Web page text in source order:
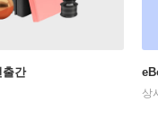
출간
상